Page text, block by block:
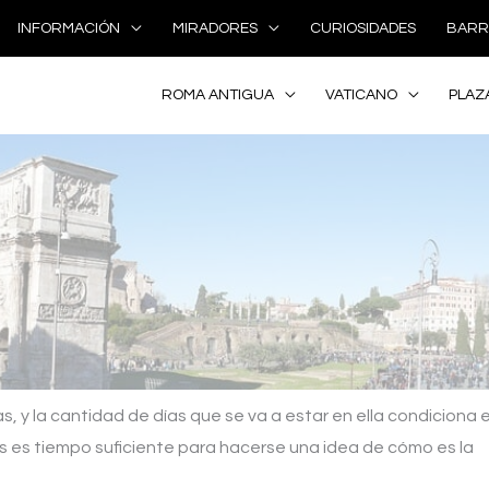
INFORMACIÓN MIRADORES CURIOSIDADES
ROMA ANTIGUA VATICANO
y la cantidad de días que se va a estar en ella condiciona
es tiempo suficiente para hacerse una idea de cómo es la